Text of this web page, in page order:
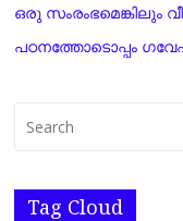
ഒരു സംരംഭമെങ്കിലും
പഠനത്തോടൊപ്പം
Tag Cloud